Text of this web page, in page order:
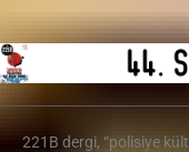
221B dergi, “polisiye